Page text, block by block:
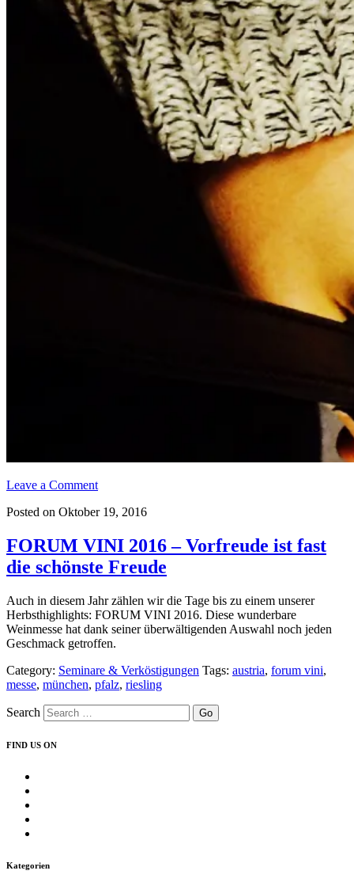
Leave a Comment
Posted on Oktober 19, 2016
FORUM VINI 2016 – Vorfreude ist fast
die schönste Freude
Auch in diesem Jahr zählen wir die Tage bis zu einem unserer
Herbsthighlights: FORUM VINI 2016. Diese wunderbare
Weinmesse hat dank seiner überwältigenden Auswahl noch jeden
Geschmack getroffen.
Category: Seminare & Verköstigungen Tags: austria, forum vini,
messe, münchen, pfalz, riesling
Search
FIND US ON
anzeigen
Instagram
auf
UCHEzoa4kYDNenjlP_C_gKIg
Kategorien